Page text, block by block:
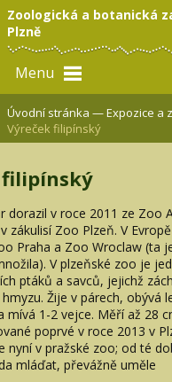
Zoologická a botanická
Plzně
Menu
Úvodní stránka —Expozice a
Výreček filipínský
filipínský
dorazil v roce 2011 ze Zoo
zákulisí Zoo Plzeň. V
Praha a Zoo Wroclaw (ta
V plzeňské zoo je
ptáků a savců, jejichž
Žije v párech, obývá
mívá 1-2 vejce. Měří až 28
poprvé v roce 2013 v
nyní v pražské zoo; od té
mláďat, převážně uměle